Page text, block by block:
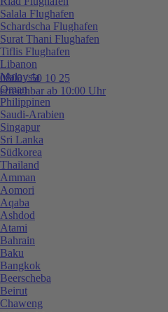
0800 / 50 10 25
erreichbar ab 10:00 Uhr
Salala Flughafen
Schardscha Flughafen
Surat Thani Flughafen
Tiflis Flughafen
Libanon
Malaysia
Oman
Philippinen
Saudi-Arabien
Singapur
Sri Lanka
Südkorea
Thailand
Amman
Aomori
Aqaba
Ashdod
Atami
Bahrain
Baku
Bangkok
Beerscheba
Beirut
Chaweng